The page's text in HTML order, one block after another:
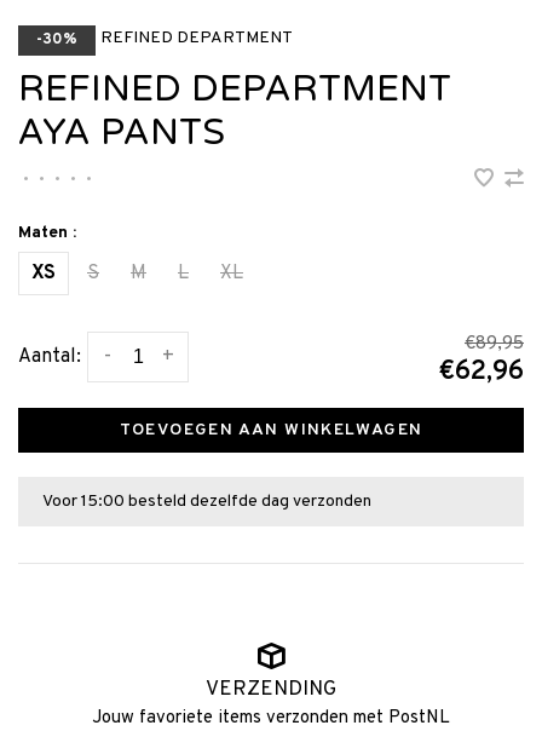
-30% REFINED DEPARTMENT
REFINED DEPARTMENT
AYA PANTS
• • • • •
Maten :
XS S M L XL
Aantal: +
-
€89,95
€62,96
TOEVOEGEN AAN WINKELWAGEN
Voor 15:00 besteld dezelfde dag verzonden
VERZENDING
Jouw favoriete items verzonden met PostNL